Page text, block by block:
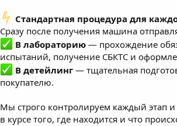
Стандартная процедура для
Сразу после получения машина
В лабораторию — прохождение
испытаний, получение СБКТС и
В детейлинг — тщательная
покупателю.
Мы строго контролируем каждый этап
в курсе того, где находится и что